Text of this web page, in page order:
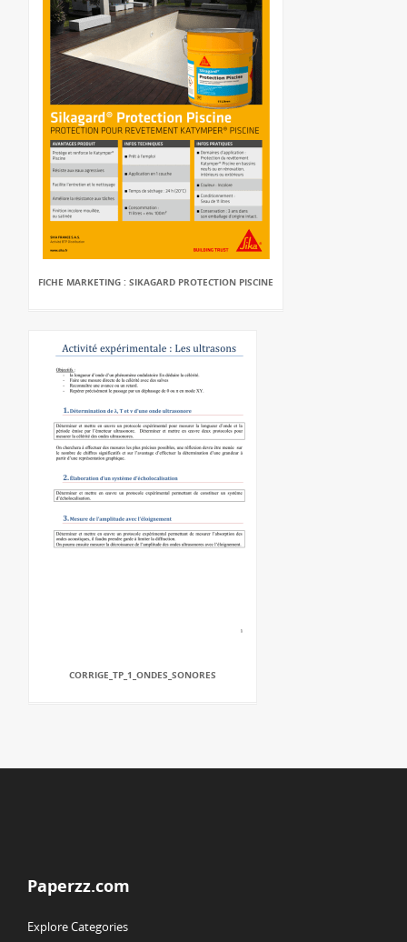
FICHE MARKETING : SIKAGARD PROTECTION PISCINE
CORRIGE_TP_1_ONDES_SONORES
Paperzz.com
Explore Categories